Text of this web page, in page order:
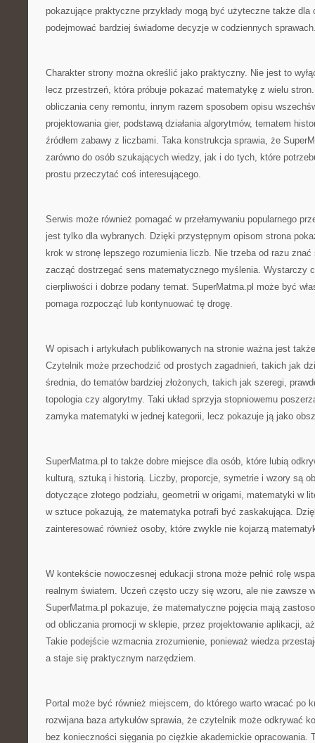
pokazujące praktyczne przykłady mogą być użyteczne także
podejmować bardziej świadome decyzje w codziennych
Charakter strony można określić jako praktyczny. Nie jest to
lecz przestrzeń, która próbuje pokazać matematykę z wielu
obliczania ceny remontu, innym razem sposobem opisu
projektowania gier, podstawą działania algorytmów, tematem
źródłem zabawy z liczbami. Taka konstrukcja sprawia, że
zarówno do osób szukających wiedzy, jak i do tych, które
prostu przeczytać coś interesującego.
Serwis może również pomagać w przełamywaniu popularnego
jest tylko dla wybranych. Dzięki przystępnym opisom strona
krok w stronę lepszego rozumienia liczb. Nie trzeba od razu
zacząć dostrzegać sens matematycznego myślenia. Wystarczy
cierpliwości i dobrze podany temat. SuperMatma.pl może być
pomaga rozpocząć lub kontynuować tę drogę.
W opisach i artykułach publikowanych na stronie ważna jest
Czytelnik może przechodzić od prostych zagadnień, takich jak
średnia, do tematów bardziej złożonych, takich jak szeregi,
topologia czy algorytmy. Taki układ sprzyja stopniowemu
zamyka matematyki w jednej kategorii, lecz pokazuje ją jako
SuperMatma.pl to także dobre miejsce dla osób, które lubią
kulturą, sztuką i historią. Liczby, proporcje, symetrie i wzory są
dotyczące złotego podziału, geometrii w origami, matematyki w
w sztuce pokazują, że matematyka potrafi być zaskakująca.
zainteresować również osoby, które zwykle nie kojarzą
W kontekście nowoczesnej edukacji strona może pełnić rolę
realnym światem. Uczeń często uczy się wzoru, ale nie zawsze
SuperMatma.pl pokazuje, że matematyczne pojęcia mają
od obliczania promocji w sklepie, przez projektowanie aplikacji,
Takie podejście wzmacnia zrozumienie, ponieważ wiedza
a staje się praktycznym narzędziem.
Portal może być również miejscem, do którego warto wracać po
rozwijana baza artykułów sprawia, że czytelnik może odkrywać
bez konieczności sięgania po ciężkie akademickie opracowania.